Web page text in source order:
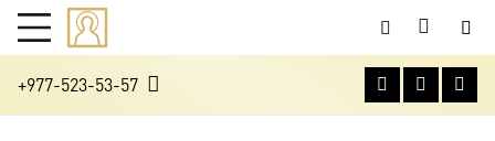
+977-523-53-57